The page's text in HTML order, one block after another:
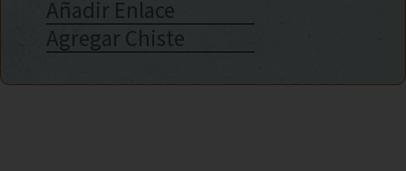
Añadir Enlace
Agregar Chiste